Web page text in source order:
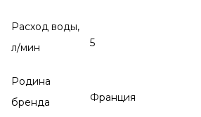
Расход воды,
л/мин
5
Родина
бренда
Франция